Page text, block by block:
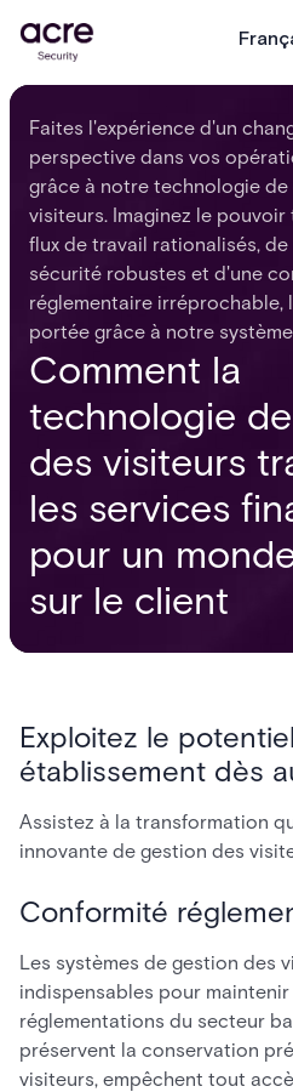
Comment la
technologie
des visiteurs
les services
pour un
sur le client
Faites l'expérience d'un
perspective dans vos
grâce à notre technologie de
visiteurs. Imaginez le
flux de travail rationalisés, de
sécurité robustes et d'une
réglementaire irréprochable,
portée grâce à notre
Exploitez le
établissement dès
Assistez à la transformation
innovante de gestion des
Conformité
Les systèmes de gestion des
indispensables pour
réglementations du secteur
préservent la conservation
visiteurs, empêchent tout